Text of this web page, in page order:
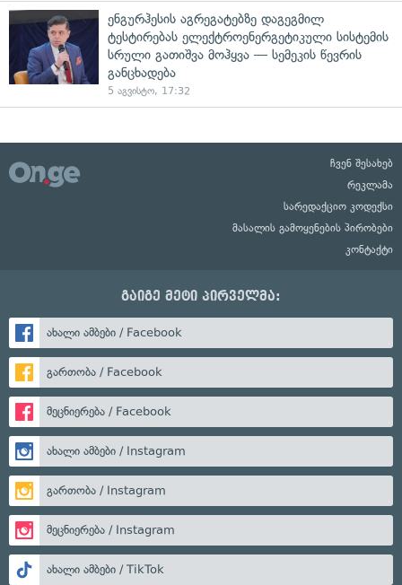
ენგურჰესის აგრეგატებზე დაგეგმილ
ტესტირებას ელექტროენერგეტიკული სისტემის
სრული გათიშვა მოჰყვა — სემეკის წევრის
განცხადება
5 აგვისტო, 17:32
ჩვენ შესახებ
რეკლამა
სარედაქციო კოდექსი
მასალის გამოყენების პირობები
კონტაქტი
გაიგე მეტი პირველმა:
ახალი ამბები / Facebook
გართობა / Facebook
მეცნიერება / Facebook
ახალი ამბები / Instagram
გართობა / Instagram
მეცნიერება / Instagram
ახალი ამბები / TikTok